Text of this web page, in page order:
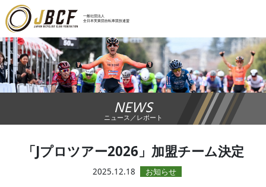
一般社団法人
全日本実業団自転車競技連盟
ニュース
レース日程
ランキング
チーム・選手
NEWS
ニュース／レポート
「Jプロツアー2026」加盟チーム決定
2025.12.18